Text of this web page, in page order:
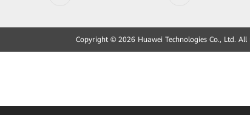
Copyright © 2026 Huawei Technologies Co., Ltd. All